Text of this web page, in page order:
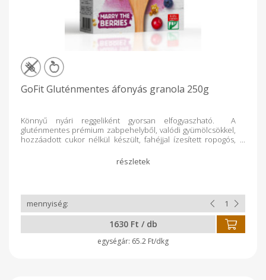
GoFit Gluténmentes áfonyás granola 250g
Könnyű nyári reggeliként gyorsan elfogyaszható. A
gluténmentes prémium zabpehelyből, valódi gyümölcsökkel,
hozzáadott cukor nélkül készült, fahéjjal ízesített ropogós,
napszakban (ajánlottan reggel) étkezésként vagy annak
kiegészítésére. A természetes összetevőkből, és a
táplálkozóknak, vegánoknak. ENERGIA KJ1601. Kcal: 381 ZSÍR
(g):11,5, TELÍTETT ZSÍR (g) :17, SZÉNHIDRÁT (g): 52,7- CUKOR (g):
20 FEHÉRJE (g) : 10,2 ROST (g): 10,8 SÓ (g), 0,25 Gyártó: GOF
Hungary Kft. - Nyíregyháza GLUTÉNMENTES
ZABFELDOLGOZÓ ÜZEM
1630 Ft / db
65.2 Ft/dkg